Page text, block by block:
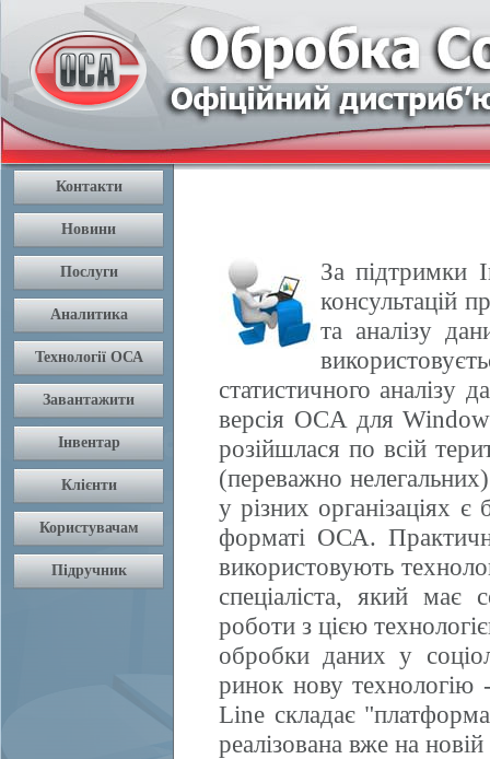
За підтримки
консультацій
та аналізу
статистичного
версія OCA для
розійшлася по всій
(переважно
у різних організаціях є
форматі ОСА.
використовують
спеціаліста, який має
роботи з цією
обробки даних у
ринок нову
Line складає
реалізована вже на